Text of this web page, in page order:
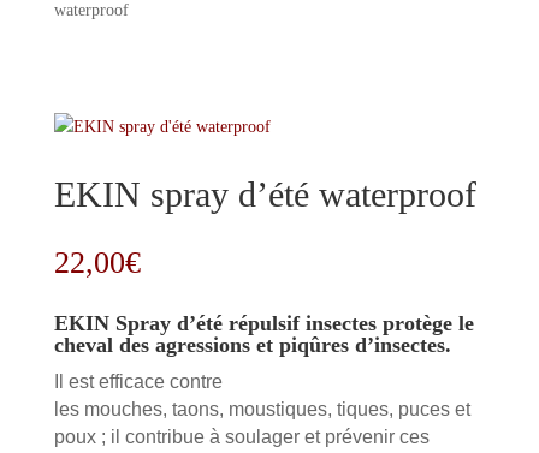
waterproof
EKIN spray d’été waterproof
22,00€
EKIN Spray d’été répulsif insectes protège le
cheval des agressions et piqûres d’insectes.
Il est efficace contre
les mouches, taons, moustiques, tiques, puces et
poux ; il contribue à soulager et prévenir ces